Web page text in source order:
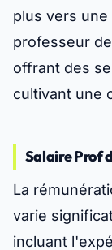
plus vers
professeur
offrant des
cultivant une
Salaire Prof
La
varie
incluant